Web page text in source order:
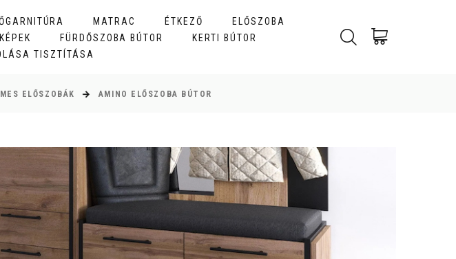
MATRAC ÉTKEZŐ
ELŐSZOBA
KÉPEK FÜRDŐSZOBA BÚTOR
KERTI BÚTOR
TISZTÍTÁSA
ELŐSZOBÁK AMINO ELŐSZOBA BÚTOR